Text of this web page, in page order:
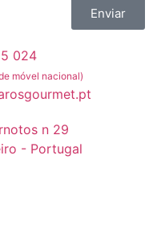
Enviar
024
móvel nacional)
n 29
- Portugal